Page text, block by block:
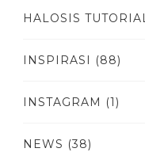
HALOSIS TUTORIAL
INSPIRASI (88)
INSTAGRAM (1)
NEWS (38)